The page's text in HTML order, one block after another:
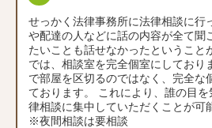
せっかく法律事務所に法律相談に行
や配達の人などに話の内容が全て聞
たいことも話せなかったということ
では、相談室を完全個室にしており
で部屋を区切るのではなく、完全な
ております。 これにより、誰の目
律相談に集中していただくことが可
※夜間相談は要相談